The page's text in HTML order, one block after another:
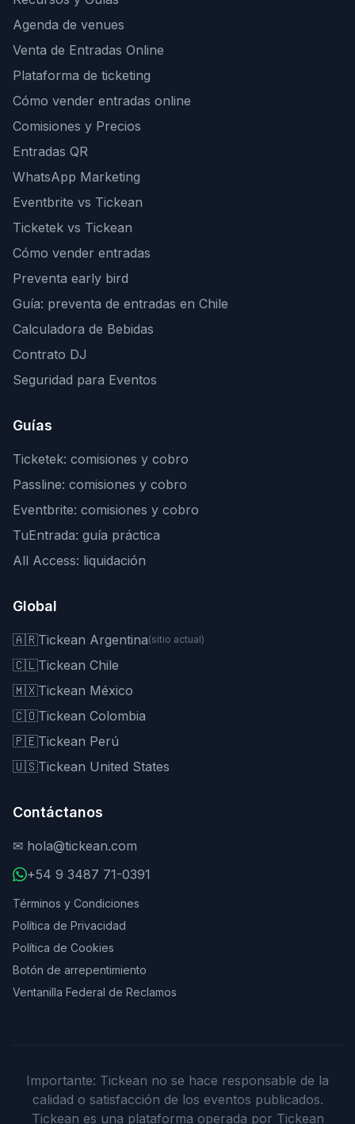
Agenda de venues
Venta de Entradas Online
Plataforma de ticketing
Cómo vender entradas online
Comisiones y Precios
Entradas QR
WhatsApp Marketing
Eventbrite vs Tickean
Ticketek vs Tickean
Cómo vender entradas
Preventa early bird
Guía: preventa de entradas en Chile
Calculadora de Bebidas
Contrato DJ
Seguridad para Eventos
Guías
Ticketek: comisiones y cobro
Passline: comisiones y cobro
Eventbrite: comisiones y cobro
TuEntrada: guía práctica
All Access: liquidación
Global
🇦🇷Tickean Argentina(sitio actual)
🇨🇱Tickean Chile
🇲🇽Tickean México
🇨🇴Tickean Colombia
🇵🇪Tickean Perú
🇺🇸Tickean United States
Contáctanos
✉ hola@tickean.com
+54 9 3487 71-0391
Términos y Condiciones
Política de Privacidad
Política de Cookies
Botón de arrepentimiento
Ventanilla Federal de Reclamos
Importante: Tickean no se hace responsable de la
calidad o satisfacción de los eventos publicados.
Tickean es una plataforma operada por Tickean